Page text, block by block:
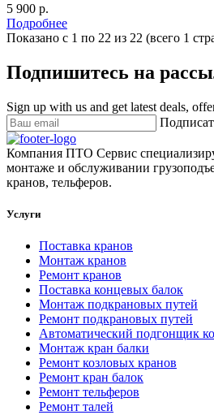
5 900 р.
Подробнее
Показано с 1 по 22 из 22 (всего 1
Подпишитесь на
Sign up with us and get latest deals,
Компания ПТО Сервис
монтаже и обслуживании
кранов, тельферов.
Услуги
Поставка кранов
Монтаж кранов
Ремонт кранов
Поставка концевых балок
Монтаж подкрановых путей
Ремонт подкрановых путей
Автоматический подгонщик
Монтаж кран балки
Ремонт козловых кранов
Ремонт кран балок
Ремонт тельферов
Ремонт талей